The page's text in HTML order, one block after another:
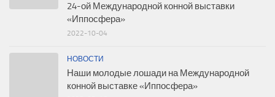
24-ой Международной конной выставки
«Иппосфера»
2022-10-04
НОВОСТИ
Наши молодые лошади на Международной
конной выставке «Иппосфера»